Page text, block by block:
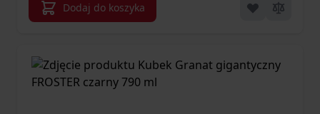
Dodaj do koszyka